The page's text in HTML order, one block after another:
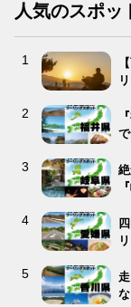
人気のスポッ